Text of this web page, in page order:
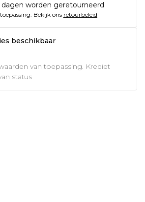
dagen worden geretourneerd
Bekijk ons retourbeleid
beschikbaar
van toepassing. Krediet
status